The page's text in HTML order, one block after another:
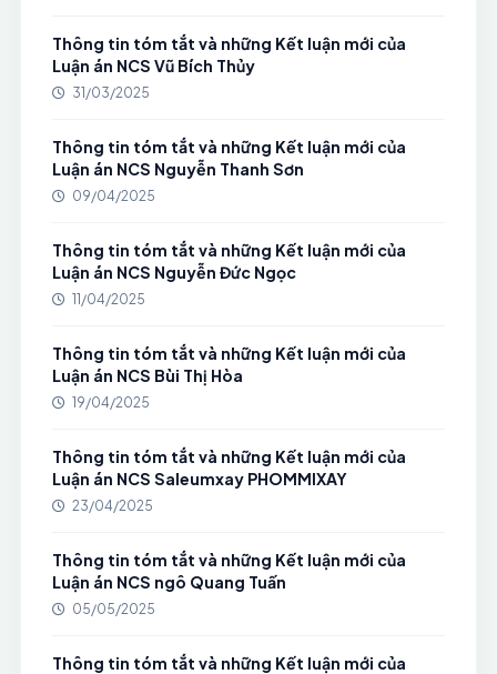
Thông tin tóm tắt và những Kết luận mới của
Luận án NCS Vũ Bích Thủy
31/03/2025
Thông tin tóm tắt và những Kết luận mới của
Luận án NCS Nguyễn Thanh Sơn
09/04/2025
Thông tin tóm tắt và những Kết luận mới của
Luận án NCS Nguyễn Đức Ngọc
11/04/2025
Thông tin tóm tắt và những Kết luận mới của
Luận án NCS Bùi Thị Hòa
19/04/2025
Thông tin tóm tắt và những Kết luận mới của
Luận án NCS Saleumxay PHOMMIXAY
23/04/2025
Thông tin tóm tắt và những Kết luận mới của
Luận án NCS ngô Quang Tuấn
05/05/2025
Thông tin tóm tắt và những Kết luận mới của